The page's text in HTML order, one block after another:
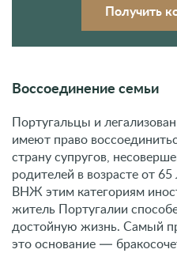
Получить
Воссоединение семьи
Португальцы и
имеют право
страну супругов,
родителей в возрасте от
ВНЖ этим категориям
житель Португалии
достойную жизнь. Самый
это основание —